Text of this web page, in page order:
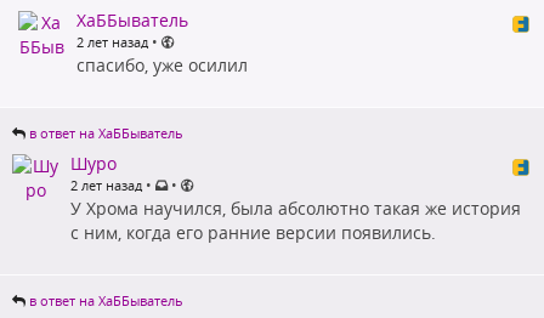
ХаББыватель
2 лет назад •
спасибо, уже осилил
в ответ на ХаББыватель
Шуро
2 лет назад • •
У Хрома научился, была абсолютно такая же история
с ним, когда его ранние версии появились.
в ответ на ХаББыватель